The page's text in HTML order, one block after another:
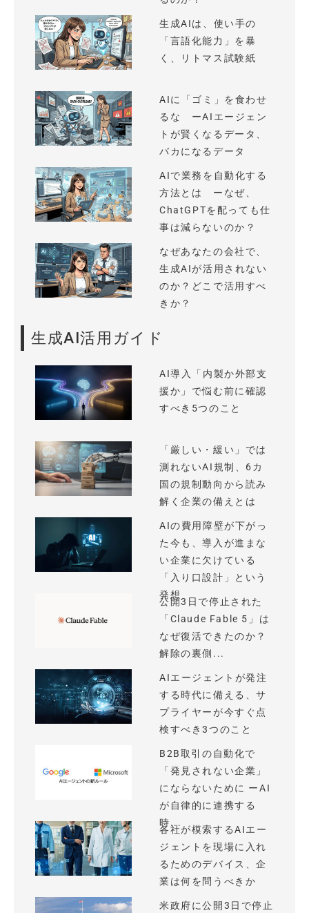
生成AIは、使い手の
「言語化能力」を暴
く、リトマス試験紙
AIに「ゴミ」を食わせ
るな ーAIエージェン
トが賢くなるデータ、
バカになるデータ
AIで業務を自動化する
方法とは ーなぜ、
ChatGPTを配っても仕
事は減らないのか？
なぜあなたの会社で、
生成AIが活用されない
のか？どこで活用すべ
きか？
生成AI活用ガイド
AI導入「内製か外部支
援か」で悩む前に確認
すべき5つのこと
「厳しい・緩い」では
測れないAI規制、6カ
国の規制動向から読み
解く企業の備えとは
AIの費用障壁が下がっ
た今も、導入が進まな
い企業に欠けている
「入り口設計」という
発想
公開3日で停止された
「Claude Fable 5」は
なぜ復活できたのか？
解除の裏側...
AIエージェントが発注
する時代に備える、サ
プライヤーが今すぐ点
検すべき3つのこと
B2B取引の自動化で
「発見されない企業」
にならないために ーAI
が自律的に連携する
時...
各社が模索するAIエー
ジェントを現場に入れ
るためのデバイス、企
業は何を問うべきか
米政府に公開3日で停止